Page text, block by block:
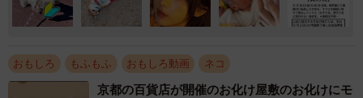
おもしろ もふもふ おもしろ動画 ネコ
京都の百貨店が開催のお化け屋敷のお化けにモ